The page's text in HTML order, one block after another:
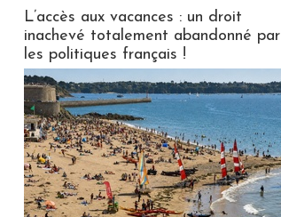
L’accès aux vacances : un droit
inachevé totalement abandonné par
les politiques français !